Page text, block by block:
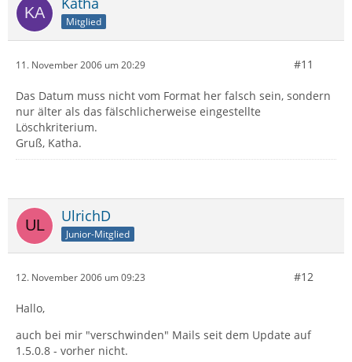
Mitglied
11. November 2006 um 20:29 #11
Das Datum muss nicht vom Format her falsch sein, sondern
nur älter als das fälschlicherweise eingestellte
Löschkriterium.
Gruß, Katha.
UlrichD
Junior-Mitglied
12. November 2006 um 09:23 #12
Hallo,
auch bei mir "verschwinden" Mails seit dem Update auf
1.5.0.8 - vorher nicht.